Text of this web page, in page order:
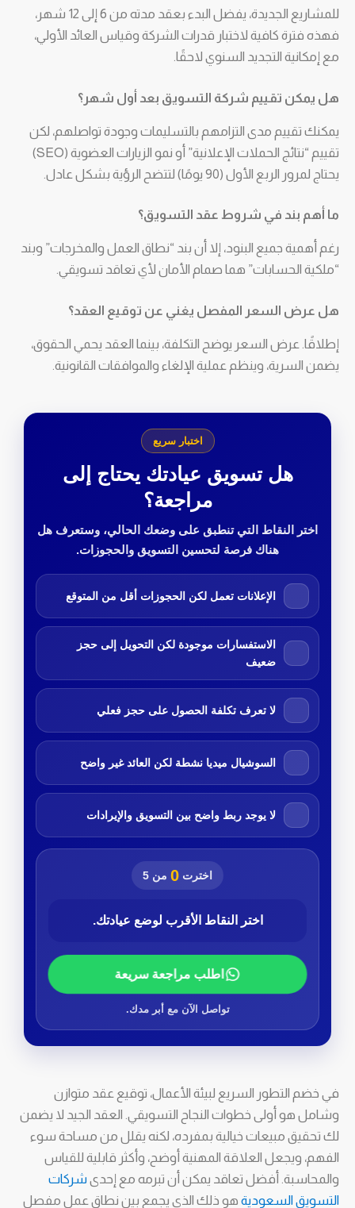
للمشاريع الجديدة، يفضل البدء بعقد مدته من 6 إلى 12 شهر،
فهذه فترة كافية لاختبار قدرات الشركة وقياس العائد الأولي،
مع إمكانية التجديد السنوي لاحقًا.
هل يمكن تقييم شركة التسويق بعد أول شهر؟
يمكنك تقييم مدى التزامهم بالتسليمات وجودة تواصلهم، لكن
تقييم “نتائج الحملات الإعلانية” أو نمو الزيارات العضوية (SEO)
يحتاج لمرور الربع الأول (90 يومًا) لتتضح الرؤية بشكل عادل.
ما أهم بند في شروط عقد التسويق؟
رغم أهمية جميع البنود، إلا أن بند “نطاق العمل والمخرجات” وبند
“ملكية الحسابات” هما صمام الأمان لأي تعاقد تسويقي.
هل عرض السعر المفصل يغني عن توقيع العقد؟
إطلاقًا. عرض السعر يوضح التكلفة، بينما العقد يحمي الحقوق،
يضمن السرية، وينظم عملية الإلغاء والموافقات القانونية.
اختبار سريع
هل تسويق عيادتك يحتاج إلى
مراجعة؟
اختر النقاط التي تنطبق على وضعك الحالي، وستعرف هل
هناك فرصة لتحسين التسويق والحجوزات.
الإعلانات تعمل لكن الحجوزات أقل من المتوقع
الاستفسارات موجودة لكن التحويل إلى حجز
ضعيف
لا تعرف تكلفة الحصول على حجز فعلي
السوشيال ميديا نشطة لكن العائد غير واضح
لا يوجد ربط واضح بين التسويق والإيرادات
اخترت 0 من 5
اختر النقاط الأقرب لوضع عيادتك.
اطلب مراجعة سريعة
تواصل الآن مع أبر مدك.
في خضم التطور السريع لبيئة الأعمال، توقيع عقد متوازن
وشامل هو أولى خطوات النجاح التسويقي. العقد الجيد لا يضمن
لك تحقيق مبيعات خيالية بمفرده، لكنه يقلل من مساحة سوء
الفهم، ويجعل العلاقة المهنية أوضح، وأكثر قابلية للقياس
والمحاسبة. أفضل تعاقد يمكن أن تبرمه مع إحدىشركات
التسويق السعودية هو ذلك الذي يجمع بين نطاق عمل مفصل